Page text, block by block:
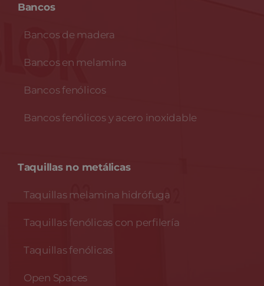
Bancos
Bancos de madera
Bancos en melamina
Bancos fenólicos
Bancos fenólicos y acero inoxidable
Taquillas no metálicas
Taquillas melamina hidrófuga
Taquillas fenólicas con perfilería
Taquillas fenólicas
Open Spaces